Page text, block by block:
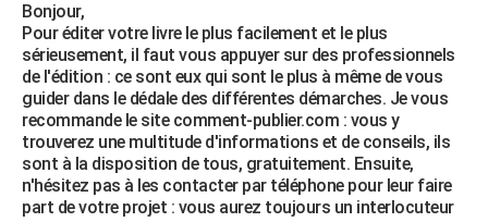
Bonjour,
Pour éditer votre livre le plus facilement et le plus
sérieusement, il faut vous appuyer sur des professionnels
de l'édition : ce sont eux qui sont le plus à même de vous
guider dans le dédale des différentes démarches. Je vous
recommande le site comment-publier.com : vous y
trouverez une multitude d'informations et de conseils, ils
sont à la disposition de tous, gratuitement. Ensuite,
n'hésitez pas à les contacter par téléphone pour leur faire
part de votre projet : vous aurez toujours un interlocuteur